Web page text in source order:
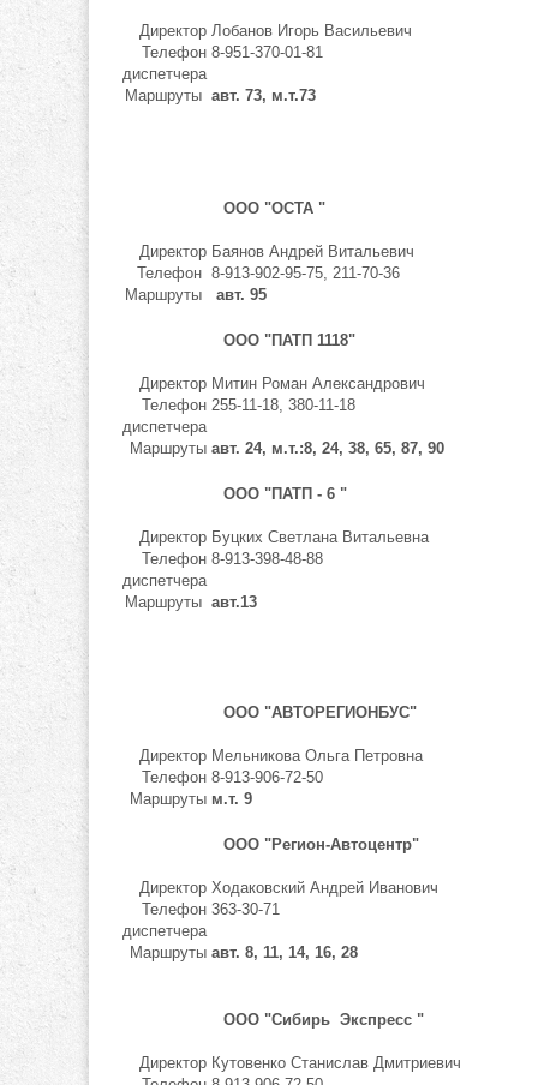
Директор Лобанов Игорь Васильевич
Телефон
диспетчера
8-951-370-01-81
Маршруты авт. 73, м.т.73
ООО "ОСТА "
Директор Баянов Андрей Витальевич
Телефон 8-913-902-95-75, 211-70-36
Маршруты
авт. 95
ООО "ПАТП 1118"
Директор Митин Роман Александрович
Телефон
диспетчера
255-11-18, 380-11-18
Маршруты авт. 24, м.т.:8, 24, 38, 65, 87, 90
ООО "ПАТП - 6 "
Директор Буцких Светлана Витальевна
Телефон
диспетчера
8-913-398-48-88
Маршруты авт.13
ООО "АВТОРЕГИОНБУС"
Директор Мельникова Ольга Петровна
Телефон 8-913-906-72-50
Маршруты м.т. 9
ООО "Регион-Автоцентр"
Директор Ходаковский Андрей Иванович
Телефон
диспетчера
363-30-71
Маршруты авт. 8, 11, 14, 16, 28
ООО "Сибирь Экспресс "
Директор Кутовенко Станислав Дмитриевич